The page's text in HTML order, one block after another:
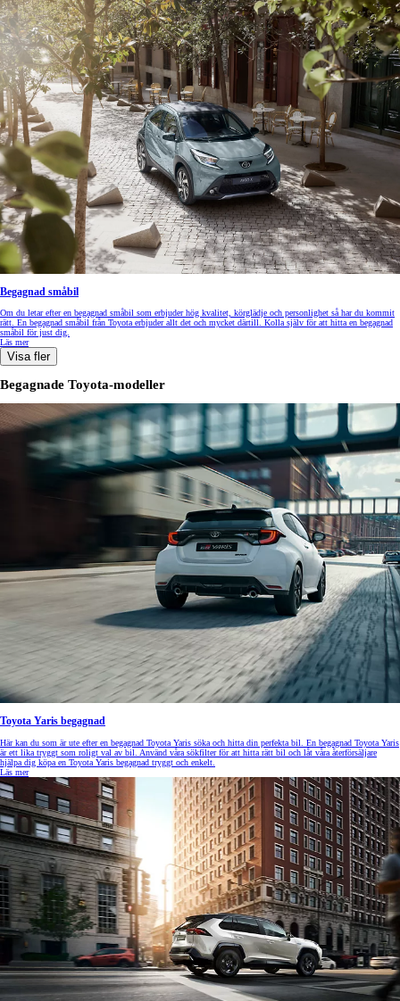
Begagnad småbil
Om du letar efter en begagnad småbil som erbjuder hög kvalitet, körglädje och personlighet så har du kommit
rätt. En begagnad småbil från Toyota erbjuder allt det och mycket därtill. Kolla själv för att hitta en begagnad
småbil för just dig.
Läs mer
Visa fler
Begagnade Toyota-modeller
Toyota Yaris begagnad
Här kan du som är ute efter en begagnad Toyota Yaris söka och hitta din perfekta bil. En begagnad Toyota Yaris
är ett lika tryggt som roligt val av bil. Använd våra sökfilter för att hitta rätt bil och låt våra återförsäljare
hjälpa dig köpa en Toyota Yaris begagnad tryggt och enkelt.
Läs mer